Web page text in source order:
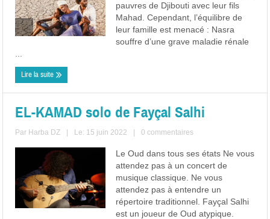
pauvres de Djibouti avec leur fils
Mahad. Cependant, l’équilibre de
leur famille est menacé : Nasra
souffre d’une grave maladie rénale
Lire la suite
EL-KAMAD solo de Fayçal Salhi
Par Harba DZ Le: 15 juin 2022 0 commentaires
Le Oud dans tous ses états Ne vous
attendez pas à un concert de
musique classique. Ne vous
attendez pas à entendre un
répertoire traditionnel. Fayçal Salhi
est un joueur de Oud atypique.